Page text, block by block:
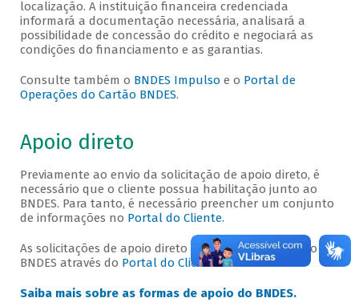
localização. A instituição financeira credenciada
informará a documentação necessária, analisará a
possibilidade de concessão do crédito e negociará as
condições do financiamento e as garantias.
Consulte também o BNDES Impulso e o Portal de
Operações do Cartão BNDES.
Apoio direto
Previamente ao envio da solicitação de apoio direto, é
necessário que o cliente possua habilitação junto ao
BNDES. Para tanto, é necessário preencher um conjunto
de informações no Portal do Cliente.
As solicitações de apoio direto devem ser enviadas ao
BNDES através do Portal do Cliente.
Saiba mais sobre as formas de apoio do BNDES.